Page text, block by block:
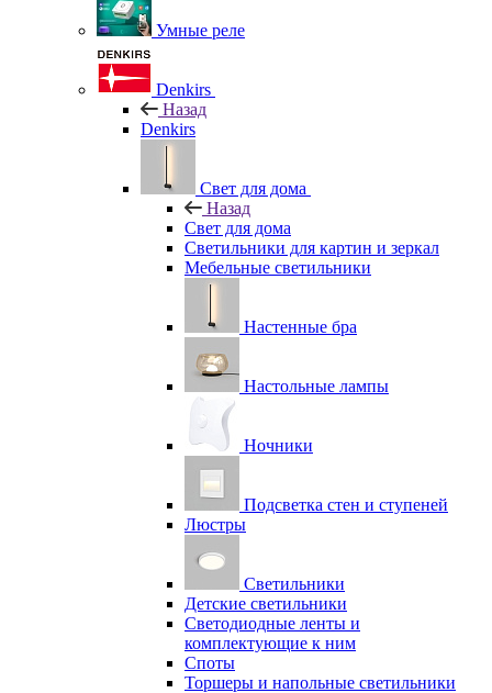
Умные реле
Denkirs
Назад
Denkirs
Свет для дома
Назад
Свет для дома
Светильники для картин и зеркал
Мебельные светильники
Настенные бра
Настольные лампы
Ночники
Подсветка стен и ступеней
Люстры
Светильники
Детские светильники
Светодиодные ленты и
комплектующие к ним
Споты
Торшеры и напольные светильники